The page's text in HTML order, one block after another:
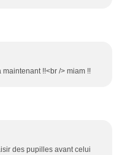
!!<br /> miam !!
des pupilles avant celui